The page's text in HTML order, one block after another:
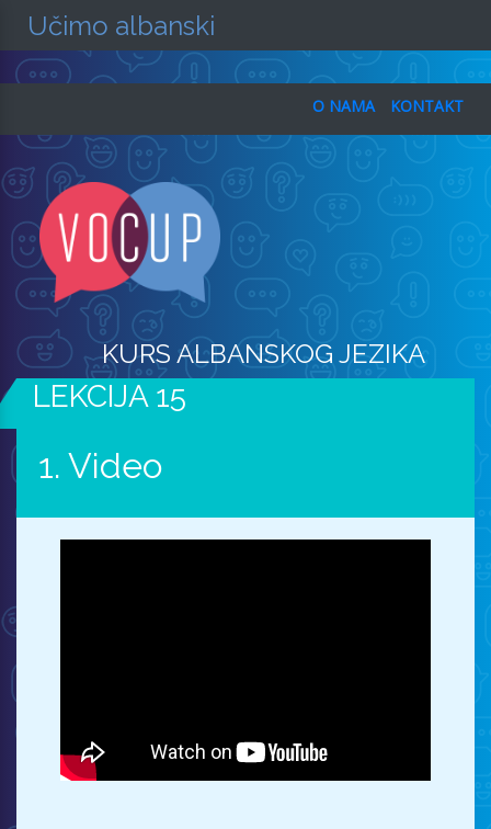
Učimo albanski
O NAMA KONTAKT
KURS ALBANSKOG JEZIKA
LEKCIJA 15
1. Video